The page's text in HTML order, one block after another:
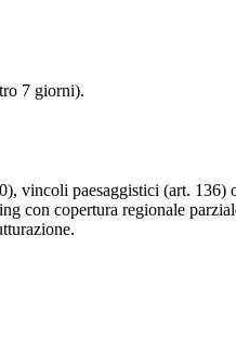
7 giorni).
vincoli paesaggistici (art.
con copertura regionale